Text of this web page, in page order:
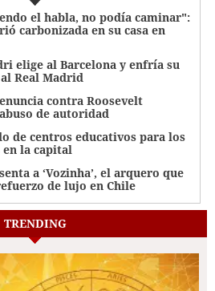
el habla, no podía caminar":
carbonizada en su casa en
elige al Barcelona y enfría su
Real Madrid
contra Roosevelt
de autoridad
de centros educativos para los
la capital
a ‘Vozinha’, el arquero que
de lujo en Chile
TRENDING